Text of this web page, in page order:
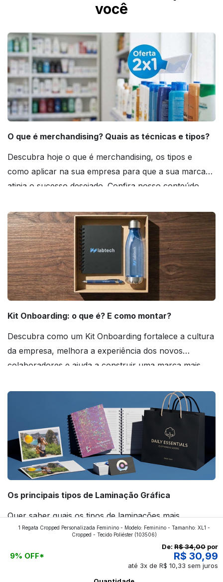
você
O que é merchandising? Quais as técnicas e tipos?
Descubra hoje o que é merchandising, os tipos e
como aplicar na sua empresa para que a sua marca
atinja o sucesso desejado. Confira nosso conteúdo
Kit Onboarding: o que é? E como montar?
Descubra como um Kit Onboarding fortalece a cultura
da empresa, melhora a experiência dos novos
colaboradores e ajuda a construir uma marca mais
Os principais tipos de Laminação Gráfica
Quer saber quais os tipos de laminações mais
aplicados nos impressos da gráfica FuturaIM? Então,
continue a leitura que vamos revelar para você!
1 Regata Cropped Personalizada Feminino - Modelo: Feminino - Tamanho: XL1 -
Cropped - Tecido Poliéster(103506)
9% OFF*
De: R$ 34,00 por
R$ 30,99
até 3x de R$ 10,33 sem juros